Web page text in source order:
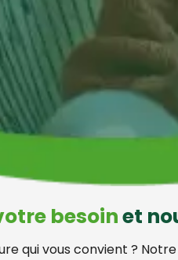
besoinet
qui vous convient ?